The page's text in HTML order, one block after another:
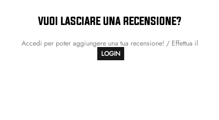
VUOI LASCIARE UNA RECENSIONE?
Accedi per poter aggiungere una tua recensione! / Effettua il
LOGIN